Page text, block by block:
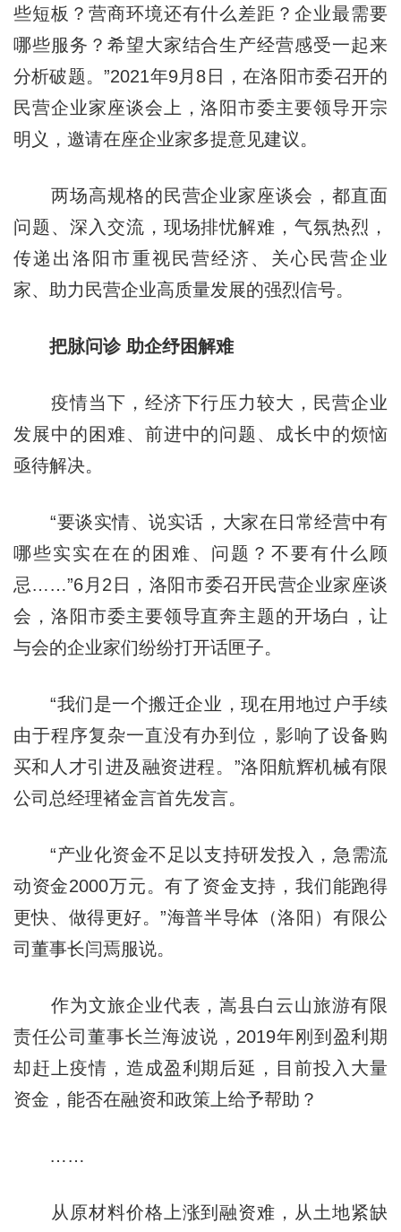
些短板？营商环境还有什么差距？企业最需要
哪些服务？希望大家结合生产经营感受一起来
分析破题。”2021年9月8日，在洛阳市委召开的
民营企业家座谈会上，洛阳市委主要领导开宗
明义，邀请在座企业家多提意见建议。
两场高规格的民营企业家座谈会，都直面
问题、深入交流，现场排忧解难，气氛热烈，
传递出洛阳市重视民营经济、关心民营企业
家、助力民营企业高质量发展的强烈信号。
把脉问诊 助企纾困解难
疫情当下，经济下行压力较大，民营企业
发展中的困难、前进中的问题、成长中的烦恼
亟待解决。
“要谈实情、说实话，大家在日常经营中有
哪些实实在在的困难、问题？不要有什么顾
忌……”6月2日，洛阳市委召开民营企业家座谈
会，洛阳市委主要领导直奔主题的开场白，让
与会的企业家们纷纷打开话匣子。
“我们是一个搬迁企业，现在用地过户手续
由于程序复杂一直没有办到位，影响了设备购
买和人才引进及融资进程。”洛阳航辉机械有限
公司总经理褚金言首先发言。
“产业化资金不足以支持研发投入，急需流
动资金2000万元。有了资金支持，我们能跑得
更快、做得更好。”海普半导体（洛阳）有限公
司董事长闫焉服说。
作为文旅企业代表，嵩县白云山旅游有限
责任公司董事长兰海波说，2019年刚到盈利期
却赶上疫情，造成盈利期后延，目前投入大量
资金，能否在融资和政策上给予帮助？
……
从原材料价格上涨到融资难，从土地紧缺